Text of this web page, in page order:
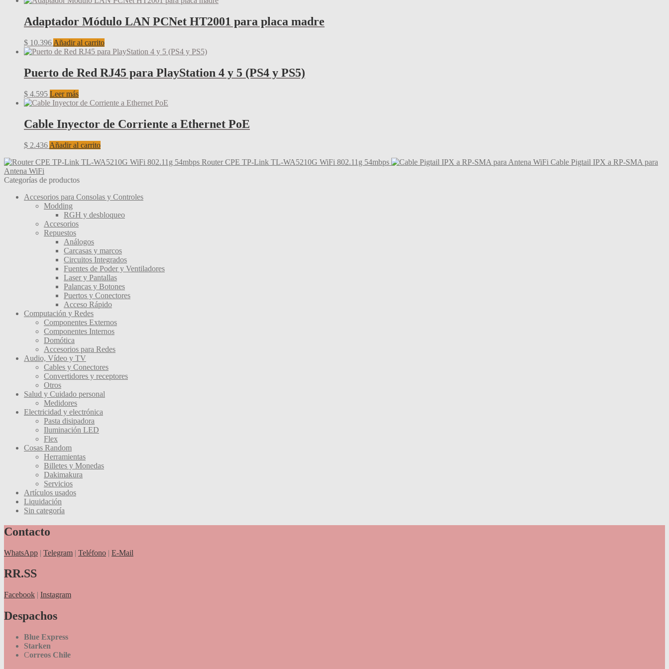
Adaptador Módulo LAN PCNet HT2001 para placa madre
$ 10.396 Añadir al carrito
Puerto de Red RJ45 para PlayStation 4 y 5 (PS4 y PS5)
$ 4.595 Leer más
Cable Inyector de Corriente a Ethernet PoE
$ 2.436 Añadir al carrito
Router CPE TP-Link TL-WA5210G WiFi 802.11g 54mbps
Cable Pigtail IPX a RP-SMA para
Antena WiFi
Categorías de productos
Accesorios para Consolas y Controles
Modding
RGH y desbloqueo
Accesorios
Repuestos
Análogos
Carcasas y marcos
Circuitos Integrados
Fuentes de Poder y Ventiladores
Laser y Pantallas
Palancas y Botones
Puertos y Conectores
Acceso Rápido
Computación y Redes
Componentes Externos
Componentes Internos
Domótica
Accesorios para Redes
Audio, Vídeo y TV
Cables y Conectores
Convertidores y receptores
Otros
Salud y Cuidado personal
Medidores
Electricidad y electrónica
Pasta disipadora
Iluminación LED
Flex
Cosas Random
Herramientas
Billetes y Monedas
Dakimakura
Servicios
Artículos usados
Liquidación
Sin categoría
Contacto
WhatsApp | Telegram | Teléfono | E-Mail
RR.SS
Facebook | Instagram
Despachos
Blue Express
Starken
Correos Chile